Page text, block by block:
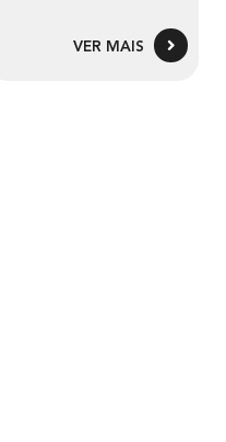
VER MAIS